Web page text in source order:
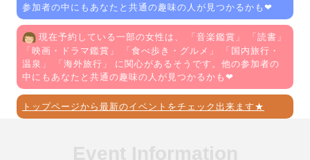
参加者の中にもあなたと共通の趣味の人が見つかるかも❤
現在予約している一部の女性は、 「音楽鑑賞 」 「読書 」
「映画・ドラマ鑑賞 」 「食べ歩き・グルメ 」 「国内旅行・
温泉 」 「海外旅行 」 に関心があるそうです。他の参加者の
中にもあなたと共通の趣味の人が見つかるかも❤
トップページから最新のイベントをチェック出来ます★